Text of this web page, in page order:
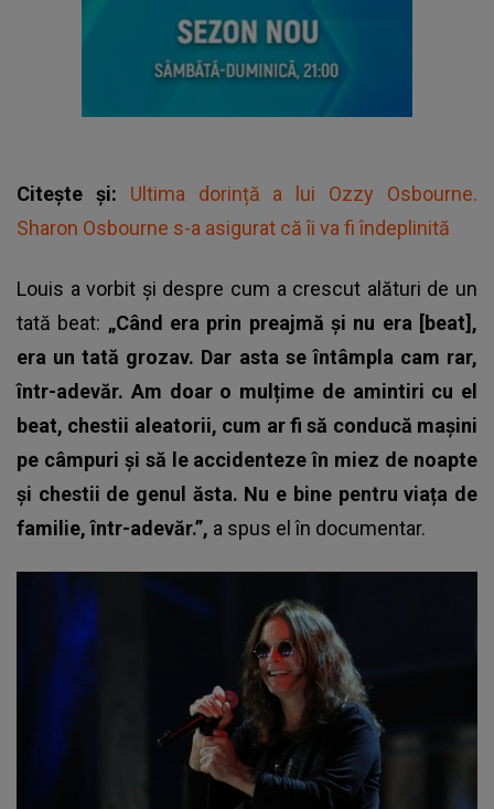
Citește și: Ultima dorință a lui Ozzy Osbourne.
Sharon Osbourne s-a asigurat că îi va fi îndeplinită
Louis a vorbit și despre cum a crescut alături de un
tată beat: „Când era prin preajmă și nu era [beat],
era un tată grozav. Dar asta se întâmpla cam rar,
într-adevăr. Am doar o mulțime de amintiri cu el
beat, chestii aleatorii, cum ar fi să conducă mașini
pe câmpuri și să le accidenteze în miez de noapte
și chestii de genul ăsta. Nu e bine pentru viața de
familie, într-adevăr.”, a spus el în documentar.